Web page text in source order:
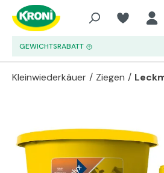
Zum Hauptinhalt springen
GEWICHTSRABATT
Kleinwiederkäuer / Ziegen /